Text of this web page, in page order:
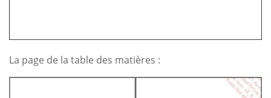
La page de la table des matières :